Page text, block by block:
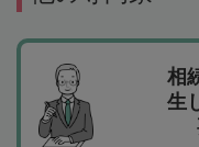
相
生